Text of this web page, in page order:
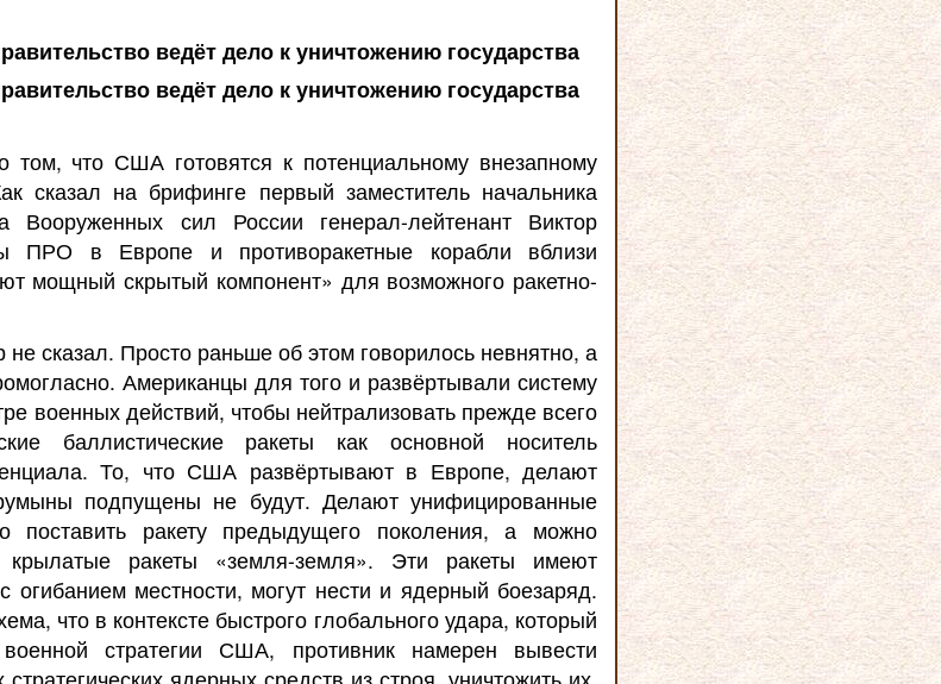
ведёт дело к уничтожению государства
ведёт дело к уничтожению государства
что США готовятся к потенциальному внезапному
сказал на брифинге первый заместитель начальника
Вооруженных сил России генерал-лейтенант Виктор
ПРО в Европе и противоракетные корабли вблизи
мощный скрытый компонент» для возможного ракетно-
не сказал. Просто раньше об этом говорилось невнятно, а
Американцы для того и развёртывали систему
военных действий, чтобы нейтрализовать прежде всего
баллистические ракеты как основной носитель
То, что США развёртывают в Европе, делают
подпущены не будут. Делают унифицированные
поставить ракету предыдущего поколения, а можно
крылатые ракеты «земля-земля». Эти ракеты имеют
огибанием местности, могут нести и ядерный боезаряд.
что в контексте быстрого глобального удара, который
стратегии США, противник намерен вывести